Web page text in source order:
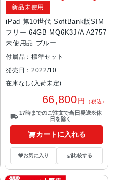
iPad 第10世代 SoftBank版SIM
フリー 64GB MQ6K3J/A A2757
未使用品 ブルー
新品未使用
付属品：標準セット
発売日：2022/10
在庫なし(入荷未定)
66,800円 （税込）
17時までのご注文で当日発送※休
日を除く
カートに入れる
お気に入り 比較する